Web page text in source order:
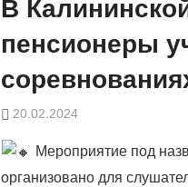
В
пенсионеры
20.02.2024
Мероприятие под
организовано для